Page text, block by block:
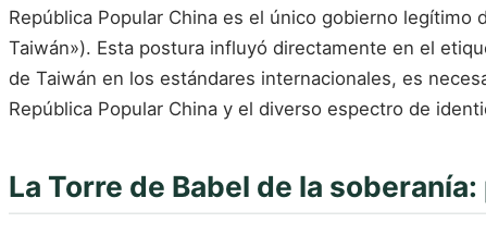
República Popular China es el único gobierno legítimo
Taiwán»). Esta postura influyó directamente en el
de Taiwán en los estándares internacionales, es
República Popular China y el diverso espectro de
La Torre de Babel de la